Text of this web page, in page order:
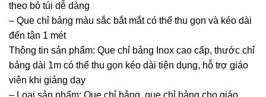
theo bỏ túi dễ dàng
– Que chỉ bảng màu sắc bắt mắt có thể thu gọn và kéo dài
đến tận 1 mét
Thông tin sản phẩm: Que chỉ bảng Inox cao cấp, thước chỉ
bảng dài 1m có thể thu gọn kéo dài tiện dụng, hỗ trợ giáo
viên khi giảng dạy